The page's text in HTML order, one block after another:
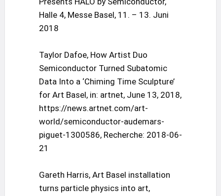
Halle 4, Messe Basel, 11. – 13. Juni
2018
Taylor Dafoe, How Artist Duo
Semiconductor Turned Subatomic
Data Into a ‘Chiming Time Sculpture’
for Art Basel, in: artnet, June 13, 2018,
https://news.artnet.com/art-
world/semiconductor-audemars-
piguet-1300586, Recherche: 2018-06-
21
Gareth Harris, Art Basel installation
turns particle physics into art,